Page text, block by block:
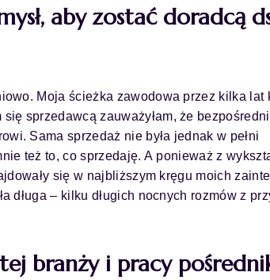
aby zostać doradcą
Moja ścieżka zawodowa przez kilka lat
sprzedawcą zauważyłam, że
Sama sprzedaż nie była jednak w pełni
też to, co sprzedaję. A ponieważ z
się w najbliższym kręgu moich
– kilku długich nocnych rozmów z
branży i pracy